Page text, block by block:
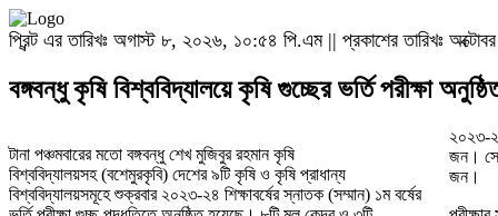
প্রিন্ট এর তারিখঃ অগাস্ট ৮, ২০২৬, ১০:৫৪ পি.এম || প্রকাশের তারিখঃ
বঙ্গবন্ধু কৃষি বিশ্ববিদ্যালয়ে কৃষি গুচ্ছের ভর্তি পরীক্ষা
টানা পঞ্চমবারের মতো বঙ্গবন্ধু শেখ মুজিবুর রহমান কৃষি
বিশ্ববিদ্যালয়সহ (বশেমুরকৃবি) দেশের ৯টি কৃষি ও কৃষি প্রাধান্য
বিশ্ববিদ্যালয়সমূহে শুক্রবার ২০২৩-২৪ শিক্ষাবর্ষের স্নাতক (সম্মান) ১ম বর্ষের
২০২৩-
জন। সে
জন।